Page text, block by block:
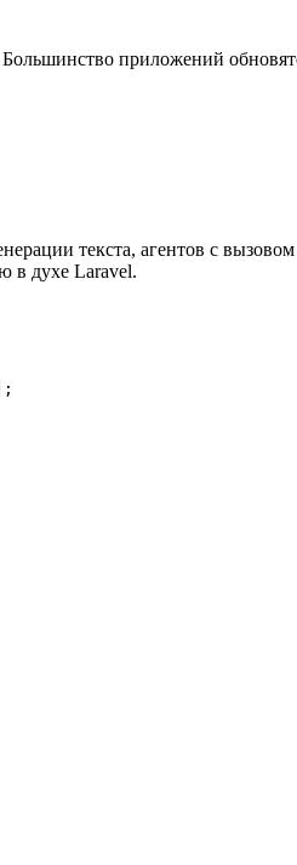
приложений
текста, агентов с
в духе Laravel.